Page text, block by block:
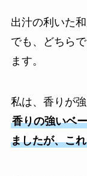
出汁の利いた
でも、どちら
ます。
私は、香りが
香りの強いベ
ましたが、こ